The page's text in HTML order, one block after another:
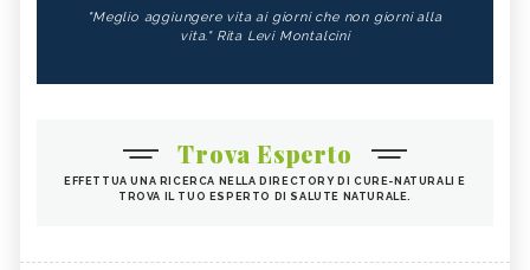
"Meglio aggiungere vita ai giorni che non giorni alla
vita." Rita Levi Montalcini
Trova Esperto
EFFETTUA UNA RICERCA NELLA DIRECTORY DI CURE-NATURALI E
TROVA IL TUO ESPERTO DI SALUTE NATURALE.